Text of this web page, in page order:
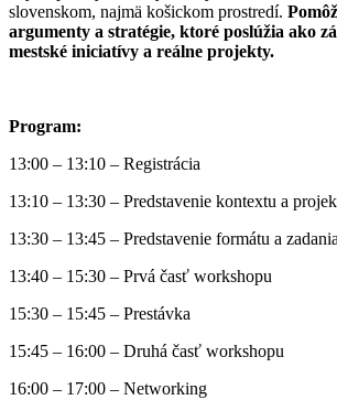
slovenskom, najmä košickom prostredí.
argumenty a stratégie, ktoré poslúžia ako
mestské iniciatívy a reálne projekty.
Program:
13:00 – 13:10 – Registrácia
13:10 – 13:30 – Predstavenie kontextu a
13:30 – 13:45 – Predstavenie formátu a
13:40 – 15:30 – Prvá časť workshopu
15:30 – 15:45 – Prestávka
15:45 – 16:00 – Druhá časť workshopu
16:00 – 17:00 – Networking